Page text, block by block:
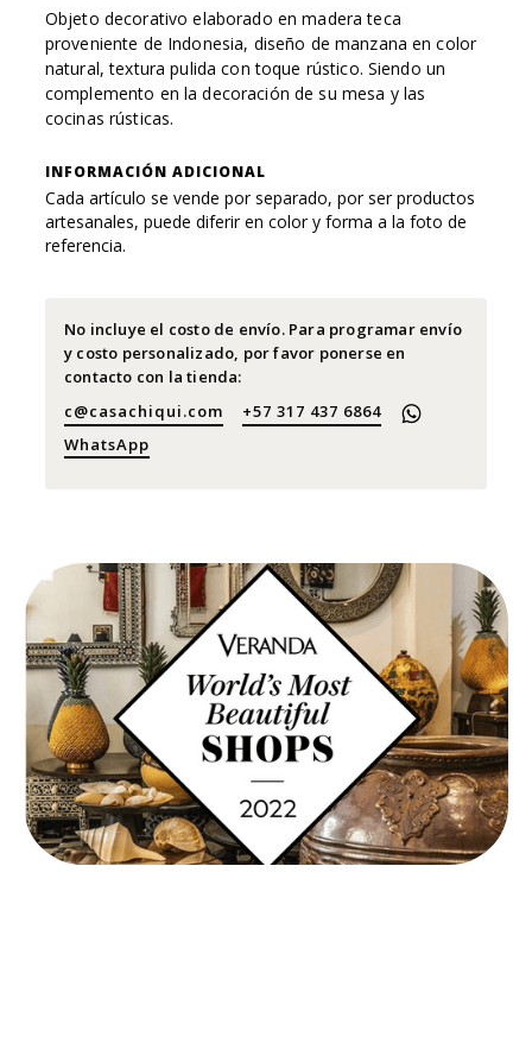
Objeto decorativo elaborado en madera teca
proveniente de Indonesia, diseño de manzana en color
natural, textura pulida con toque rústico. Siendo un
complemento en la decoración de su mesa y las
cocinas rústicas.
INFORMACIÓN ADICIONAL
Cada artículo se vende por separado, por ser productos
artesanales, puede diferir en color y forma a la foto de
referencia.
No incluye el costo de envío. Para programar envío
y costo personalizado, por favor ponerse en
contacto con la tienda:
c@casachiqui.com
+57 317 437 6864
WhatsApp